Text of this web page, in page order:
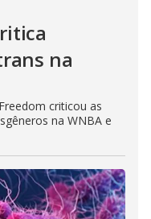
na
criticou as
na WNBA e